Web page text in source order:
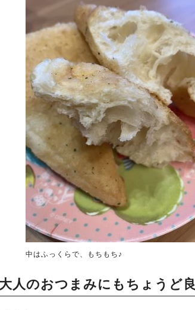
中はふっくらで、もちもち♪
人のおつまみにもちょうど